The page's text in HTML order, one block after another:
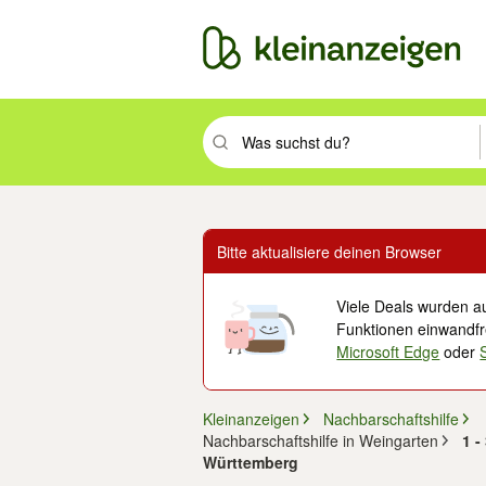
Suchbegriff eingeben. Eingabetaste
Bitte aktualisiere deinen Browser
Viele Deals wurden
Funktionen
Microsoft Edge oder
Kleinanzeigen
Nachbarschaftshilfe
Nachbarschaftshilfe in Weingarten
1
Württemberg